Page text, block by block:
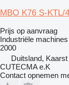
MBO K76 S-KTL/4
Prijs op aanvraag
Industriële
2000
Duitsland, Kaarst
CUTECMA e.K
Contact opnemen